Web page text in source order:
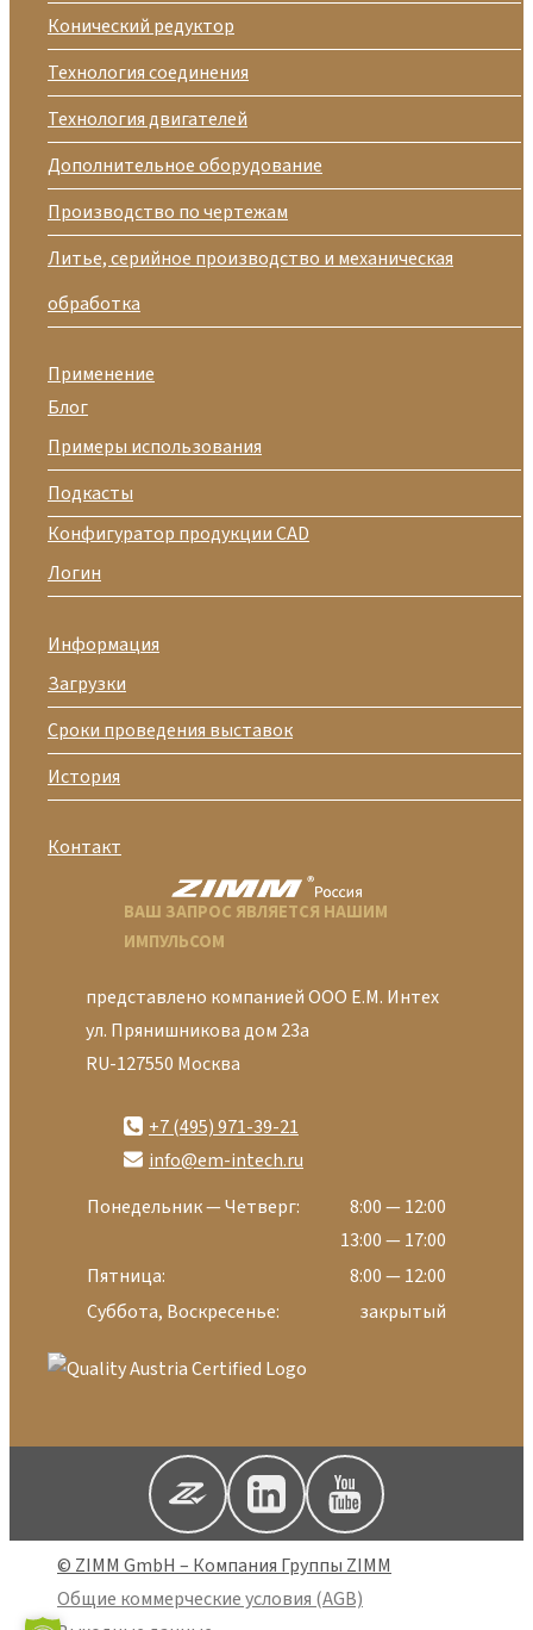
Конический редуктор
Технология соединения
Технология двигателей
Дополнительное оборудование
Производство по чертежам
Литье, серийное производство и механическая
обработка
Применение
Блог
Примеры использования
Подкасты
Конфигуратор продукции CAD
Логин
Информация
Загрузки
Сроки проведения выставок
История
Контакт
ВАШ ЗАПРОС ЯВЛЯЕТСЯ НАШИМ
ИМПУЛЬСОМ
представлено компанией ООО Е.М. Интех
ул. Прянишникова дом 23а
RU-127550 Москва
+7 (495) 971-39-21
info@em-intech.ru
Понедельник — Четверг:
8:00 — 12:00
13:00 — 17:00
Пятница:
8:00 — 12:00
Суббота, Воскресенье:
закрытый
© ZIMM GmbH – Компания Группы ZIMM
Общие коммерческие условия (AGB)